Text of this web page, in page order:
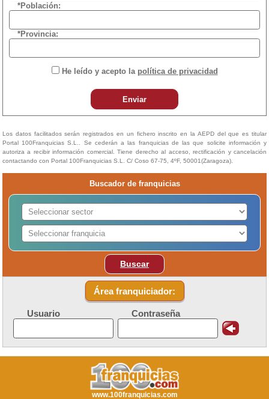
*Población:
*Provincia:
He leído y acepto la política de privacidad
Enviar
Los datos facilitados serán registrados en un fichero inscrito en la AEPD del que es titular
Portal 100Franquicias S.L.. Se cederán a las franquicias de las que solicite información y
autoriza a recibir información comercial. Tiene derecho al acceso, rectificación y cancelación
contactando con Portal 100Franquicias S.L. C/ Coso 67-75, 4ºF, 50001(Zaragoza).
Buscador de franquicias
Buscar
Área franquiciador:
Usuario Contraseña
www.100franquicias.com